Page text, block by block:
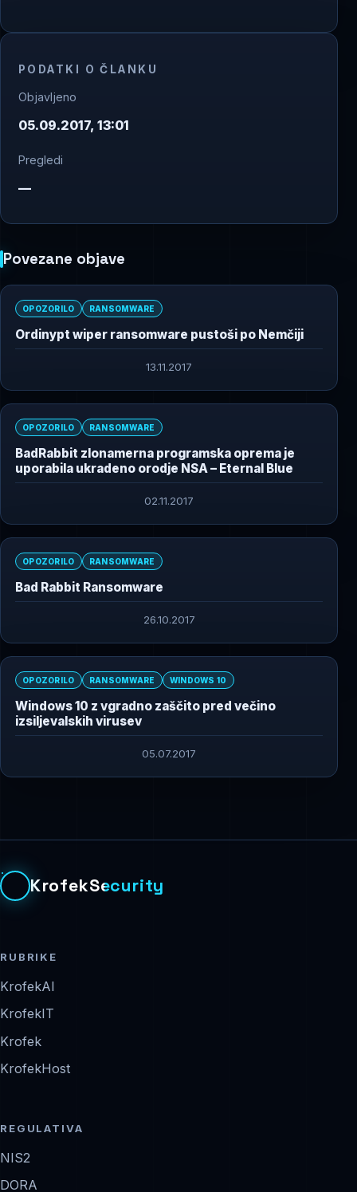
PODATKI O ČLANKU
Objavljeno
05.09.2017, 13:01
Pregledi
—
Povezane objave
OPOZORILO RANSOMWARE
Ordinypt wiper ransomware pustoši po Nemčiji
13.11.2017
OPOZORILO RANSOMWARE
BadRabbit zlonamerna programska oprema je
uporabila ukradeno orodje NSA – Eternal Blue
02.11.2017
OPOZORILO RANSOMWARE
Bad Rabbit Ransomware
26.10.2017
OPOZORILO RANSOMWARE WINDOWS 10
Windows 10 z vgradno zaščito pred večino
izsiljevalskih virusev
05.07.2017
KrofekSecurity
RUBRIKE
KrofekAI
KrofekIT
Krofek
KrofekHost
REGULATIVA
NIS2
DORA